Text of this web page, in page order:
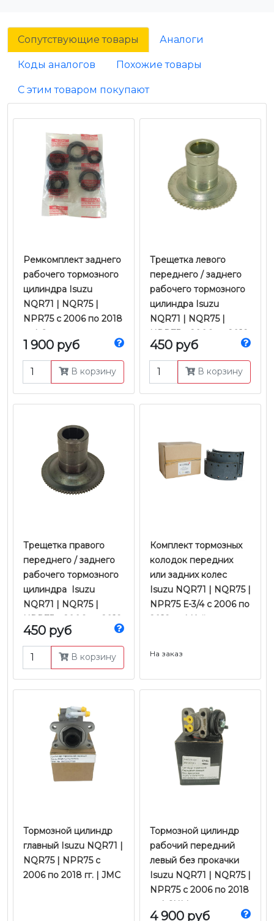
Сопутствующие товары Аналоги
Коды аналогов Похожие товары
С этим товаром покупают
​​​​​​​Ремкомплект заднего
рабочего тормозного
цилиндра Isuzu
NQR71 | NQR75 |
NPR75 с 2006 по 2018
гг. | Оригинал
1 900 руб
В корзину
Трещетка левого
переднего / заднего
рабочего тормозного
цилиндра Isuzu
NQR71 | NQR75 |
NPR75 с 2006 по 2018
гг. | JMC
450 руб
В корзину
Трещетка правого
переднего / заднего
рабочего тормозного
цилиндра Isuzu
NQR71 | NQR75 |
NPR75 с 2006 по 2018
гг. | JMC
450 руб
В корзину
Комплект тормозных
колодок передних
или задних колес
Isuzu NQR71 | NQR75 |
NPR75 Е-3/4 с 2006 по
2018 гг. | Kujiwa
На заказ
Тормозной цилиндр
главный Isuzu NQR71 |
NQR75 | NPR75 с
2006 по 2018 гг. | JMC
Тормозной цилиндр
рабочий передний
левый без прокачки
Isuzu NQR71 | NQR75 |
NPR75 с 2006 по 2018
гг. | CHM
4 900 руб